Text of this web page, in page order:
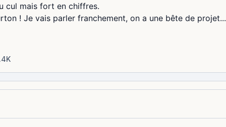
cul mais fort en chiffres.
! Je vais parler franchement, on a une bête de projet...